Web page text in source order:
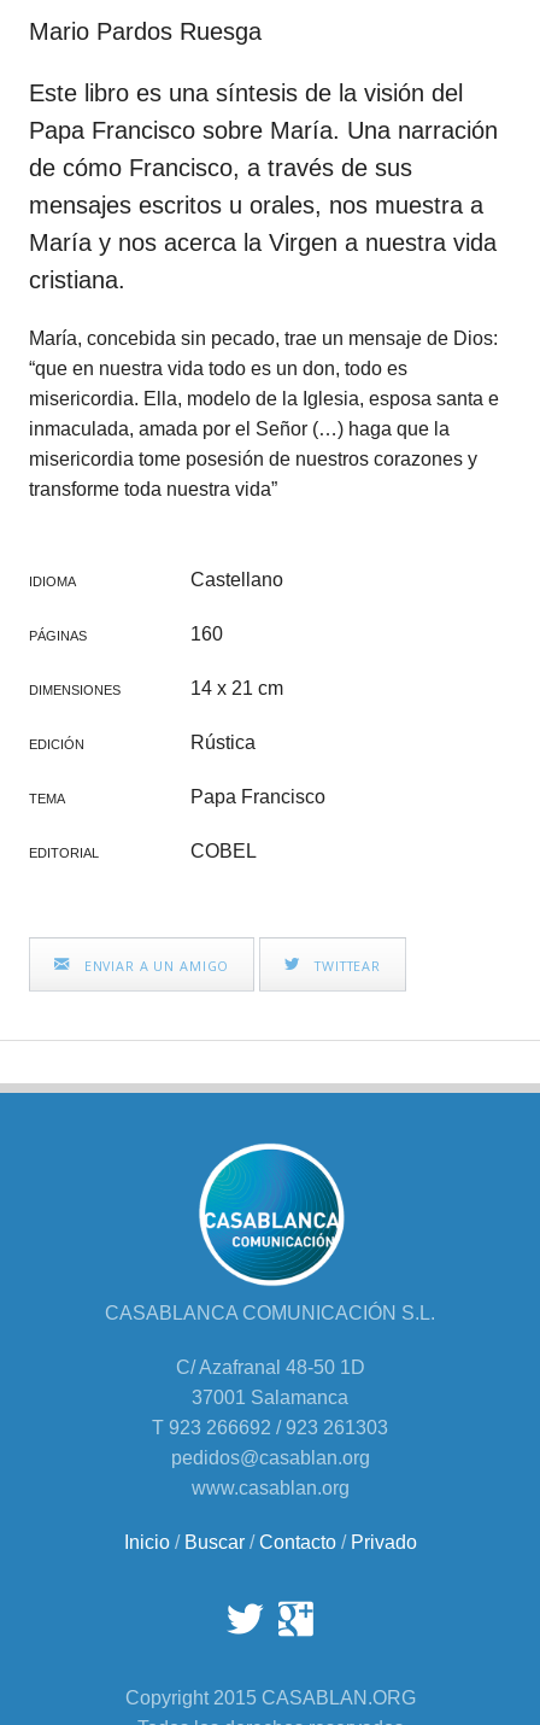
Mario Pardos Ruesga
Este libro es una síntesis de la visión del
Papa Francisco sobre María. Una narración
de cómo Francisco, a través de sus
mensajes escritos u orales, nos muestra a
María y nos acerca la Virgen a nuestra vida
cristiana.
María, concebida sin pecado, trae un mensaje de Dios:
“que en nuestra vida todo es un don, todo es
misericordia. Ella, modelo de la Iglesia, esposa santa e
inmaculada, amada por el Señor (…) haga que la
misericordia tome posesión de nuestros corazones y
transforme toda nuestra vida”
IDIOMA Castellano
PÁGINAS 160
DIMENSIONES 14 x 21 cm
EDICIÓN Rústica
TEMA Papa Francisco
EDITORIAL COBEL
ENVIAR A UN AMIGO TWITTEAR
CASABLANCA COMUNICACIÓN S.L.
C/ Azafranal 48-50 1D
37001 Salamanca
T 923 266692 / 923 261303
pedidos@casablan.org
www.casablan.org
Inicio/ Buscar/Contacto/ Privado
Copyright 2015 CASABLAN.ORG